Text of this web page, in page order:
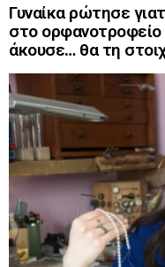
Γυναίκα ρώτησε
στο ορφανοτροφείο
άκουσε… θα τη